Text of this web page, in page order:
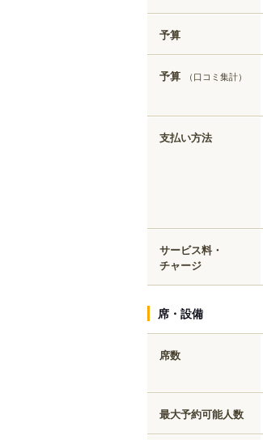
予算
予算 （口コミ集計）
支払い方法
サービス料・
チャージ
席・設備
席数
最大予約可能人数